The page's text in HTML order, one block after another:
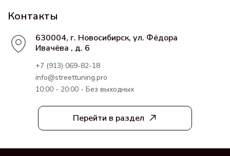
Перейти в раздел
Контакты
630004, г. Новосибирск, ул. Фёдора
Ивачёва , д. 6
+7 (913) 069-82-18
info@streettuning.pro
10:00 - 20:00 - Без выходных